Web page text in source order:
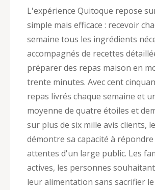
L'expérience Quitoque repose
simple mais efficace : recevoir
semaine tous les ingrédients
accompagnés de recettes
préparer des repas maison en
trente minutes. Avec cent
repas livrés chaque semaine et
moyenne de quatre étoiles et
sur plus de six mille avis clients,
démontre sa capacité à
attentes d'un large public. Les
actives, les personnes
leur alimentation sans sacrifier